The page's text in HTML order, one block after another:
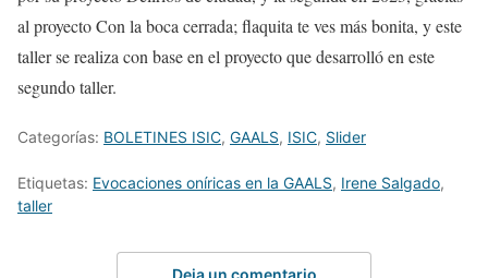
al proyectoCon la boca cerrada; flaquita te ves más bonita, y este
taller se realiza con base en el proyecto que desarrolló en este
segundo taller.
Categorías: BOLETINES ISIC, GAALS, ISIC, Slider
Etiquetas: Evocaciones oníricas en la GAALS, Irene Salgado,
taller
Deja un comentario